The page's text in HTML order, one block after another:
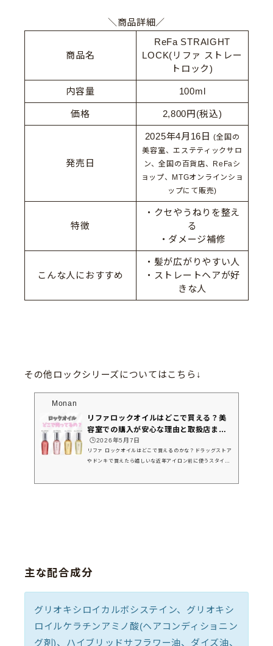
＼商品詳細／
商品名
ReFa STRAIGHT
LOCK(リファ ストレー
トロック)
内容量 100ml
価格 2,800円(税込)
発売日
2025年4月16日(全国の
美容室、エステティックサロ
ン、全国の百貨店、ReFaシ
ョップ、MTGオンラインショ
ップにて販売)
特徴
・クセやうねりを整え
る
・ダメージ補修
こんな人におすすめ
・髪が広がりやすい人
・ストレートヘアが好
きな人
その他ロックシリーズについてはこちら↓
Monan
リファロックオイルはどこで買える？美
容室での購入が安心な理由と取扱店まと
め
🕒️2026年5月7日
リファ ロックオイルはどこで買えるのかな？ドラッグストア
やドンキで買えたら嬉しいな近年アイロン前に使うスタイリ
主な配合成分
グリオキシロイカルボシステイン、グリオキシ
ロイルケラチンアミノ酸(ヘアコンディショニン
グ剤)、ハイブリッドサフラワー油、ダイズ油、